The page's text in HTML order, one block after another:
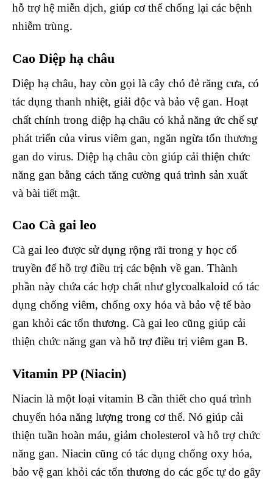
hỗ trợ hệ miễn dịch, giúp cơ thể chống lại các bệnh
nhiễm trùng.
Cao Diệp hạ châu
Diệp hạ châu, hay còn gọi là cây chó đẻ răng cưa, có
tác dụng thanh nhiệt, giải độc và bảo vệ gan. Hoạt
chất chính trong diệp hạ châu có khả năng ức chế sự
phát triển của virus viêm gan, ngăn ngừa tổn thương
gan do virus. Diệp hạ châu còn giúp cải thiện chức
năng gan bằng cách tăng cường quá trình sản xuất
và bài tiết mật.
Cao Cà gai leo
Cà gai leo được sử dụng rộng rãi trong y học cổ
truyền để hỗ trợ điều trị các bệnh về gan. Thành
phần này chứa các hợp chất như glycoalkaloid có tác
dụng chống viêm, chống oxy hóa và bảo vệ tế bào
gan khỏi các tổn thương. Cà gai leo cũng giúp cải
thiện chức năng gan và hỗ trợ điều trị viêm gan B.
Vitamin PP (Niacin)
Niacin là một loại vitamin B cần thiết cho quá trình
chuyển hóa năng lượng trong cơ thể. Nó giúp cải
thiện tuần hoàn máu, giảm cholesterol và hỗ trợ chức
năng gan. Niacin cũng có tác dụng chống oxy hóa,
bảo vệ gan khỏi các tổn thương do các gốc tự do gây